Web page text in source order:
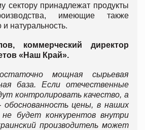
сектору принадлежат продукты
имеющие также
и натуральность.
коммерческий директор
«Наш Край».
мощная сырьевая
база. Если отечественные
контролировать качество, а
обоснованность цены, в наших
не будет конкурентов внутри
производитель может